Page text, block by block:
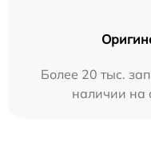
Более 20 тыс.
наличии на